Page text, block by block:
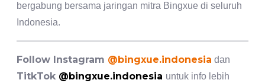
bergabung bersama jaringan mitra Bingxue di seluruh
Indonesia.
Follow Instagram @bingxue.indonesia dan
TitkTok @bingxue.indonesia untuk info lebih